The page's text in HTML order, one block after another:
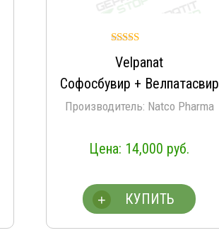
4.96
из 5
Velpanat
Софосбувир + Велпатасвир
Производитель: Natco Pharma
14,000 руб.
КУПИТЬ
+